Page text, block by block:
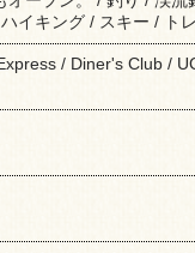
イキング / スキー / ト
/ Diner's Club /